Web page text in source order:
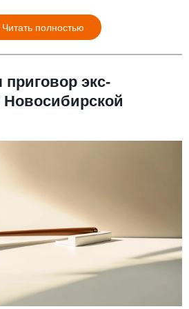
Читать полностью
экс-